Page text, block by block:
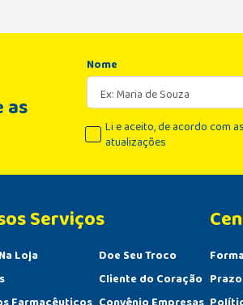
as
Nome
Li e aceito, de acordo com as
atualizações
Loja
Doe Seu Troco
Cliente do Coração